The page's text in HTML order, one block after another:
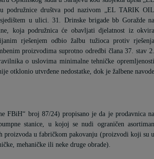
podružnice društva pod nazivom „EL TARIK OIL
u ulici. 31. Drinske brigade bb Goražde na
koja podružnica će obavljati djelatnost iz okvira
rješenjem odbio žalbu tužioca protiv rješenja
proizvodima suprotno odredbi člana 37. stav 2.
o uslovima minimalne tehničke opremljenosti
otklonio utvrđene nedostatke, dok je žalbene navode
FBiH“ broj 87/24) propisano je da je prodavnica na
stanice, u kojoj se nudi ograničen asortiman
proizvoda u fabričkom pakovanju (proizvodi koji su u
mehaničke ili neke druge obrade).